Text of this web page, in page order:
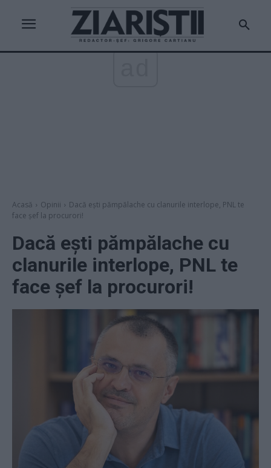
Acasă Opinii
Dacă eşti pămpălache cu clanurile interlope, PNL te
face şef la procurori!
Dacă eşti pămpălache cu
clanurile interlope, PNL te
face şef la procurori!